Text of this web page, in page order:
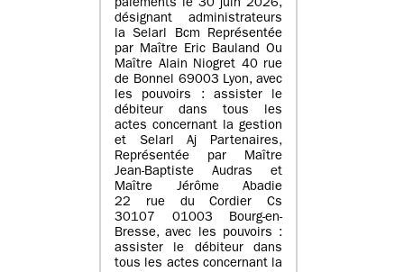
paiements le 30 juin 2026,
désignant administrateurs
la Selarl Bcm Représentée
par Maître Eric Bauland Ou
Maître Alain Niogret 40 rue
de Bonnel 69003 Lyon, avec
les pouvoirs : assister le
débiteur dans tous les
actes concernant la gestion
et Selarl Aj Partenaires,
Représentée par Maître
Jean-Baptiste Audras et
Maître Jérôme Abadie
22 rue du Cordier Cs
30107 01003 Bourg-en-
Bresse, avec les pouvoirs :
assister le débiteur dans
tous les actes concernant la